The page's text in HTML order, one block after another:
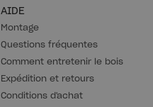
AIDE
Montage
Questions fréquentes
Comment entretenir le bois
Expédition et retours
Conditions d'achat